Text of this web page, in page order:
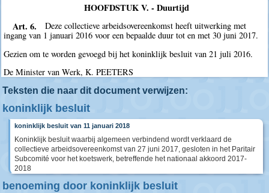
HOOFDSTUK V. - Duurtijd
Art. 6.
Deze collectieve arbeidsovereenkomst heeft uitwerking met
ingang van 1 januari 2016 voor een bepaalde duur tot en met 30 juni 2017.
Gezien om te worden gevoegd bij het koninklijk besluit van 21 juli 2016.
De Minister van Werk, K. PEETERS
Teksten die naar dit document verwijzen:
koninklijk besluit
koninklijk besluit van 11 januari 2018
Koninklijk besluit waarbij algemeen verbindend wordt verklaard de
collectieve arbeidsovereenkomst van 27 juni 2017, gesloten in het Paritair
Subcomité voor het koetswerk, betreffende het nationaal akkoord 2017-
2018
benoeming door koninklijk besluit